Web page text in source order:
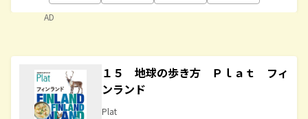
AD
１５ 地球の歩き方 Ｐｌａｔ フィ
ンランド
Plat